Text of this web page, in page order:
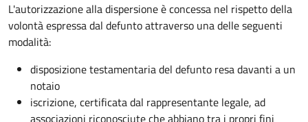
L'autorizzazione alla dispersione è concessa nel rispetto della
volontà espressa dal defunto attraverso una delle seguenti
modalità:
disposizione testamentaria del defunto resa davanti a un
notaio
iscrizione, certificata dal rappresentante legale, ad